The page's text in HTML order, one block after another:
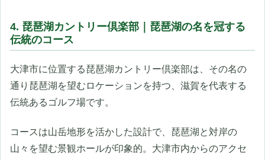
4. 琵琶湖カントリー倶楽部｜琵琶湖の名を冠する
伝統のコース
大津市に位置する琵琶湖カントリー倶楽部は、その名の
通り琵琶湖を望むロケーションを持つ、滋賀を代表する
伝統あるゴルフ場です。
コースは山岳地形を活かした設計で、琵琶湖と対岸の
山々を望む景観ホールが印象的。大津市内からのアクセ